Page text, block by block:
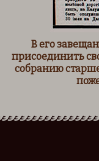
В его
присоединить
собранию